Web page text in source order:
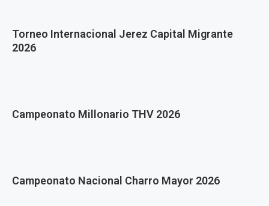
Torneo Internacional Jerez Capital Migrante
2026
Campeonato Millonario THV 2026
Campeonato Nacional Charro Mayor 2026